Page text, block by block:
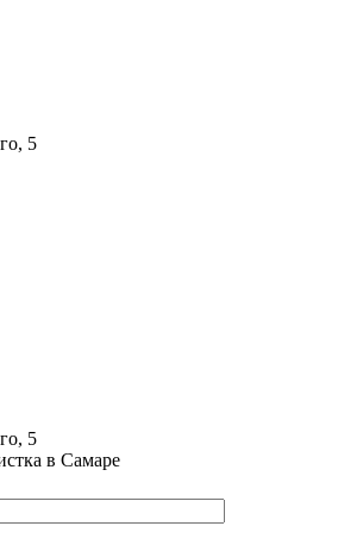
5
5
в Самаре